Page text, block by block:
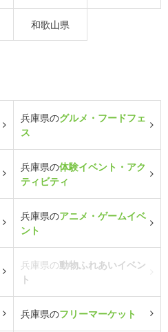
和歌山県
兵庫県のグルメ・フードフェ
ス
兵庫県の体験イベント・アク
ティビティ
兵庫県のアニメ・ゲームイベ
ント
兵庫県の動物ふれあいイベン
ト
兵庫県のフリーマーケット